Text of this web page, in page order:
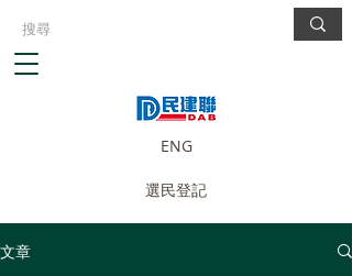
ENG
選民登記
文章